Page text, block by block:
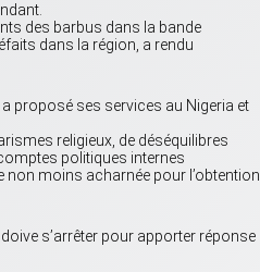
des barbus dans la bande
dans la région, a rendu
a proposé ses services au Nigeria et
religieux, de déséquilibres
politiques internes
non moins acharnée pour l’obtention
s’arrêter pour apporter réponse